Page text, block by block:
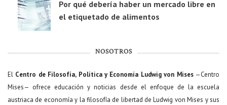
Por qué debería haber un mercado libre en
el etiquetado de alimentos
NOSOTROS
El Centro de Filosofía, Política y Economía Ludwig von Mises—Centro
Mises— ofrece educación y noticias desde el enfoque de la escuela
austriaca de economía y la filosofía de libertad de Ludwig von Mises y sus